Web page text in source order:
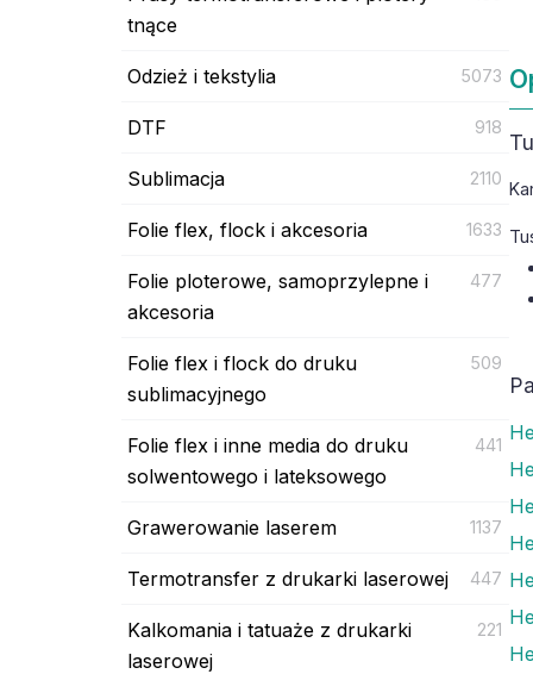
tnące
Odzież i tekstylia 5073
DTF 918
Sublimacja 2110
Folie flex, flock i akcesoria 1633
Folie ploterowe, samoprzylepne i
akcesoria
477
Folie flex i flock do druku
sublimacyjnego
509
Folie flex i inne media do druku
solwentowego i lateksowego
441
Grawerowanie laserem 1137
Termotransfer z drukarki laserowej 447
Kalkomania i tatuaże z drukarki
laserowej
221